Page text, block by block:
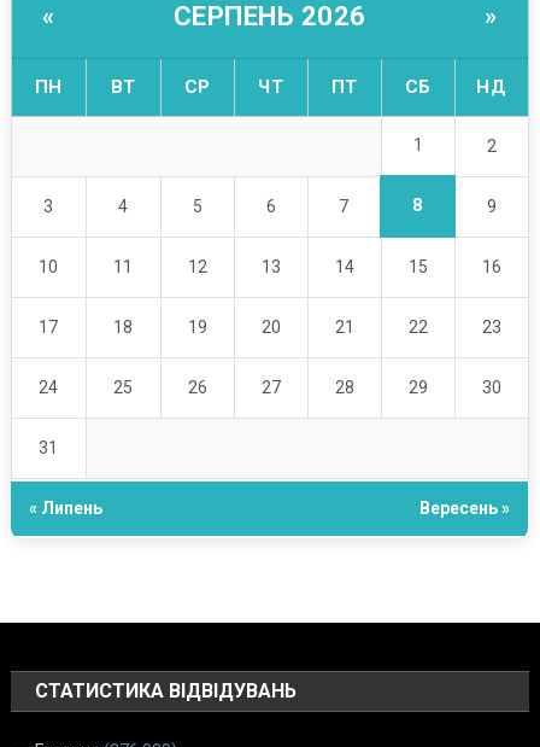
« СЕРПЕНЬ 2026 »
ПН ВТ СР ЧТ ПТ СБ НД
1 2
3 4 5 6 7 8 9
10 11 12 13 14 15 16
17 18 19 20 21 22 23
24 25 26 27 28 29 30
31
« Липень Вересень »
СТАТИСТИКА ВІДВІДУВАНЬ